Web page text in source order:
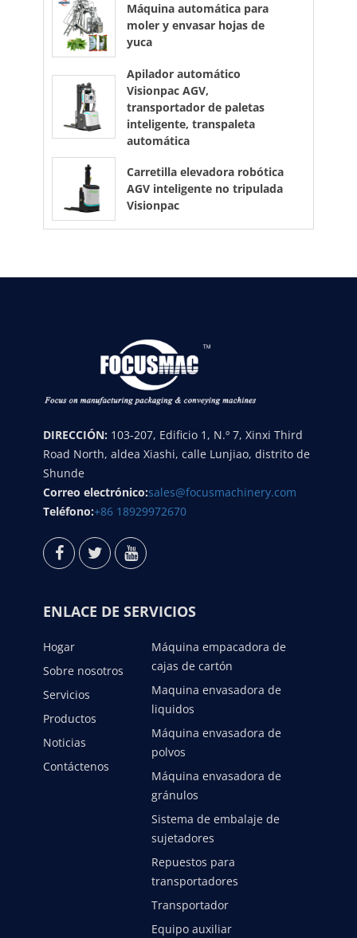
Máquina automática para
moler y envasar hojas de
yuca
Apilador automático
Visionpac AGV,
transportador de paletas
inteligente, transpaleta
automática
Carretilla elevadora robótica
AGV inteligente no tripulada
Visionpac
DIRECCIÓN: 103-207, Edificio 1, N.º 7, Xinxi Third
Road North, aldea Xiashi, calle Lunjiao, distrito de
Shunde
Correo electrónico:sales@focusmachinery.com
Teléfono:+86 18929972670
ENLACE DE SERVICIOS
Hogar
Sobre nosotros
Servicios
Productos
Noticias
Contáctenos
Máquina empacadora de
cajas de cartón
Maquina envasadora de
liquidos
Máquina envasadora de
polvos
Máquina envasadora de
gránulos
Sistema de embalaje de
sujetadores
Repuestos para
transportadores
Transportador
Equipo auxiliar